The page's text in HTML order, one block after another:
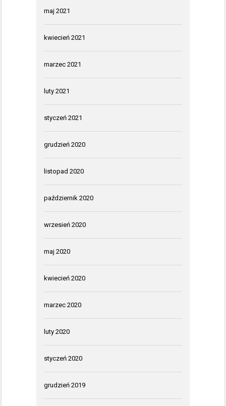
maj 2021
kwiecień 2021
marzec 2021
luty 2021
styczeń 2021
grudzień 2020
listopad 2020
październik 2020
wrzesień 2020
maj 2020
kwiecień 2020
marzec 2020
luty 2020
styczeń 2020
grudzień 2019